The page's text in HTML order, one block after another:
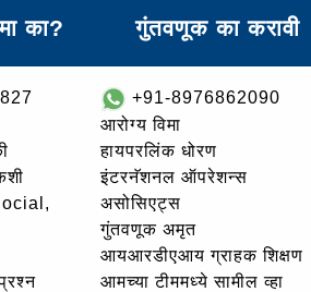
का? गुंतवणूक का करावी
+91-8976862090
आरोग्य विमा
हायपरलिंक धोरण
इंटरनॅशनल ऑपरेशन्स
असोसिएट्स
गुंतवणूक अमृत
आयआरडीएआय ग्राहक शिक्षण
आमच्या टीममध्ये सामील व्हा